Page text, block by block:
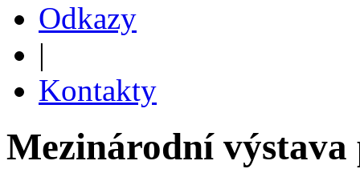
Odkazy
|
Kontakty
Mezinárodní výstava